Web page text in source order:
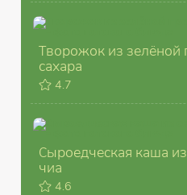
Творожок из зелёной
сахара
4.7
Сыроедческая каша
чиа
4.6